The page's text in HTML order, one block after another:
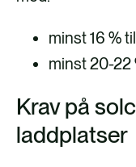
minst 16 %
minst 20-22
Krav på
laddplatser